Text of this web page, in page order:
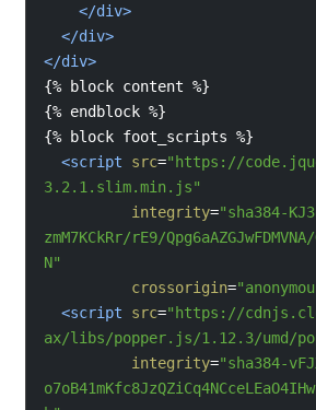
</div>
</div>
</div>
{%
block content %}
{% endblock %}
{%
block foot_scripts %}
<script src="https://
3.2.1.slim.min.js"
integrity="sha384-
zmM7KCkRr/rE9/
N"
crossorigin=
<script src="https://
ax/libs/popper.js/1.12.3/umd/
integrity="sha384-